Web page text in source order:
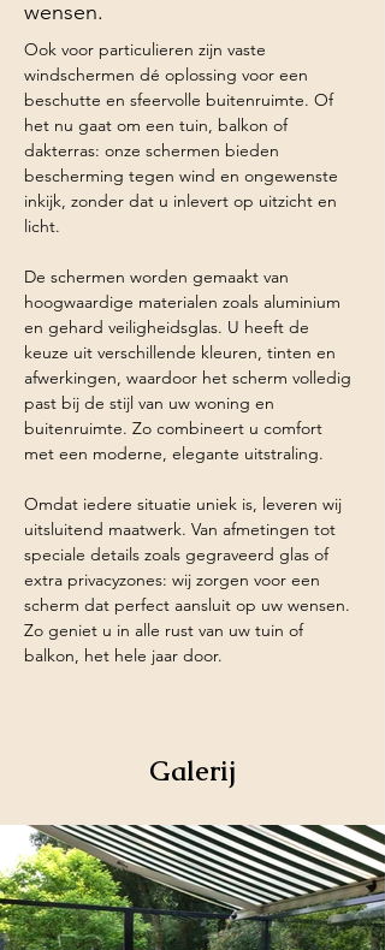
wensen.
Ook voor particulieren zijn vaste
windschermen dé oplossing voor een
beschutte en sfeervolle buitenruimte. Of
het nu gaat om een tuin, balkon of
dakterras: onze schermen bieden
bescherming tegen wind en ongewenste
inkijk, zonder dat u inlevert op uitzicht en
licht.
De schermen worden gemaakt van
hoogwaardige materialen zoals aluminium
en gehard veiligheidsglas. U heeft de
keuze uit verschillende kleuren, tinten en
afwerkingen, waardoor het scherm volledig
past bij de stijl van uw woning en
buitenruimte. Zo combineert u comfort
met een moderne, elegante uitstraling.
Omdat iedere situatie uniek is, leveren wij
uitsluitend maatwerk. Van afmetingen tot
speciale details zoals gegraveerd glas of
extra privacyzones: wij zorgen voor een
scherm dat perfect aansluit op uw wensen.
Zo geniet u in alle rust van uw tuin of
balkon, het hele jaar door.
Galerij